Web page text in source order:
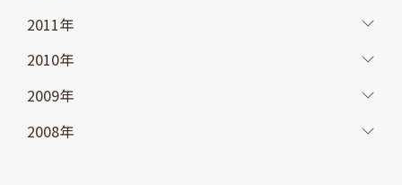
2011年
2010年
2009年
2008年